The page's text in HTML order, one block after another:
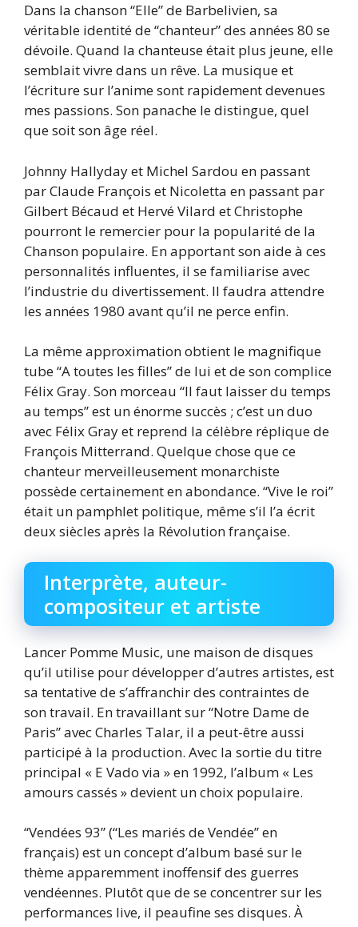
Dans la chanson “Elle” de Barbelivien, sa
véritable identité de “chanteur” des années 80 se
dévoile. Quand la chanteuse était plus jeune, elle
semblait vivre dans un rêve. La musique et
l’écriture sur l’anime sont rapidement devenues
mes passions. Son panache le distingue, quel
que soit son âge réel.
Johnny Hallyday et Michel Sardou en passant
par Claude François et Nicoletta en passant par
Gilbert Bécaud et Hervé Vilard et Christophe
pourront le remercier pour la popularité de la
Chanson populaire. En apportant son aide à ces
personnalités influentes, il se familiarise avec
l’industrie du divertissement. Il faudra attendre
les années 1980 avant qu’il ne perce enfin.
La même approximation obtient le magnifique
tube “A toutes les filles” de lui et de son complice
Félix Gray. Son morceau “Il faut laisser du temps
au temps” est un énorme succès ; c’est un duo
avec Félix Gray et reprend la célèbre réplique de
François Mitterrand. Quelque chose que ce
chanteur merveilleusement monarchiste
possède certainement en abondance. “Vive le roi”
était un pamphlet politique, même s’il l’a écrit
deux siècles après la Révolution française.
Interprète, auteur-
compositeur et artiste
Lancer Pomme Music, une maison de disques
qu’il utilise pour développer d’autres artistes, est
sa tentative de s’affranchir des contraintes de
son travail. En travaillant sur “Notre Dame de
Paris” avec Charles Talar, il a peut-être aussi
participé à la production. Avec la sortie du titre
principal « E Vado via » en 1992, l’album « Les
amours cassés » devient un choix populaire.
“Vendées 93” (“Les mariés de Vendée” en
français) est un concept d’album basé sur le
thème apparemment inoffensif des guerres
vendéennes. Plutôt que de se concentrer sur les
performances live, il peaufine ses disques. À